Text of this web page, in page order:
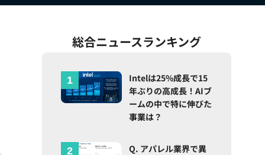
総合ニュースランキング
Intelは25%成長で15
年ぶりの高成長！AIブ
ームの中で特に伸びた
事業は？
Q. アパレル業界で異